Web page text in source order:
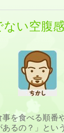
ない空腹
を食べる順番
るの？」とい